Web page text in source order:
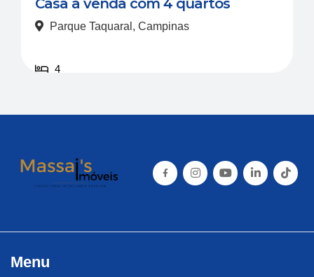
Casa à venda com 4 quartos
Parque Taquaral, Campinas
4
R$ 1.750.000
Menu